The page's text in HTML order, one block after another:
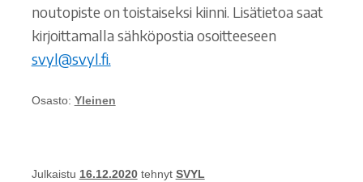
noutopiste on toistaiseksi kiinni. Lisätietoa saat
kirjoittamalla sähköpostia osoitteeseen
svyl@svyl.fi.
Osasto: Yleinen
Julkaistu 16.12.2020 tehnyt SVYL